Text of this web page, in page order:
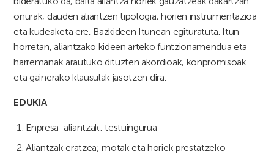
onurak, dauden aliantzen tipologia, horien instrumentazioa
eta kudeaketa ere, Bazkideen Itunean egituratuta. Itun
horretan, aliantzako kideen arteko funtzionamendua eta
harremanak arautuko dituzten akordioak, konpromisoak
eta gainerako klausulak jasotzen dira.
EDUKIA
Enpresa-aliantzak: testuingurua
Aliantzak eratzea; motak eta horiek prestatzeko